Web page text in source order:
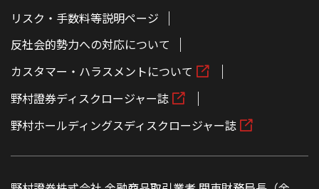
リスク・手数料等説明ページ
反社会的勢力への対応について
カスタマー・ハラスメントについて
野村證券ディスクロージャー誌
野村ホールディングスディスクロージャー誌